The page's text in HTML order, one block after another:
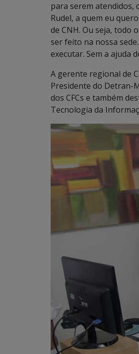
para serem atendidos,
Rudel, a quem eu
de CNH. Ou seja, todo
ser feito na nossa
executar. Sem a ajuda
A gerente regional de
Presidente do Detran-
dos CFCs e também
Tecnologia da